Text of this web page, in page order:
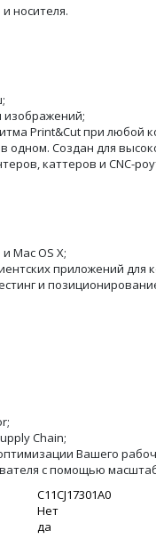
носителя.
Print&Cut при любой
Создан для
каттеров и CNC-
Mac OS X;
приложений для
и
Chain;
Вашего
с помощью
C11CJ17301A0
Нет
да